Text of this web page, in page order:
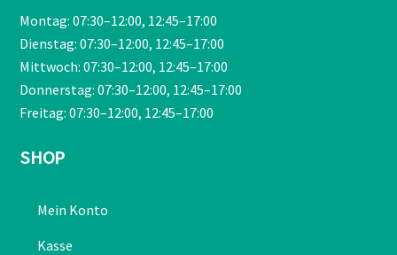
Montag: 07:30–12:00, 12:45–17:00
Dienstag: 07:30–12:00, 12:45–17:00
Mittwoch: 07:30–12:00, 12:45–17:00
Donnerstag: 07:30–12:00, 12:45–17:00
Freitag: 07:30–12:00, 12:45–17:00
SHOP
Mein Konto
Kasse